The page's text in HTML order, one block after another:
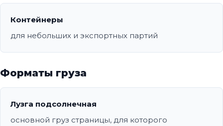
Контейнеры
для небольших и экспортных партий
Форматы груза
Лузга подсолнечная
основной груз страницы, для которого